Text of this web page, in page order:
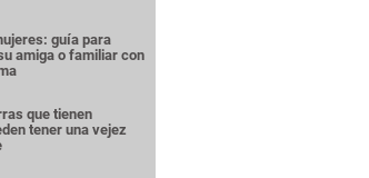
guía para
amiga o familiar con
que tienen
tener una vejez